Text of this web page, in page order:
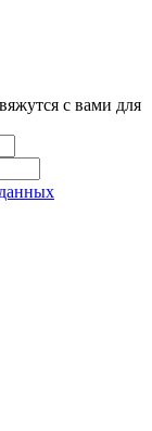
с вами для